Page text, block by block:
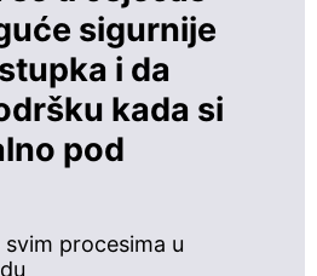
sigurnije
i da
kada si
pod
procesima u